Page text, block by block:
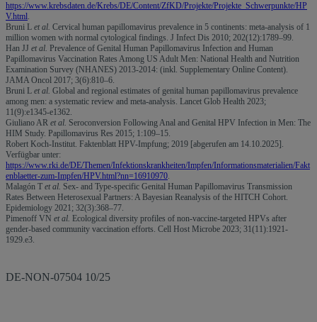
https://www.krebsdaten.de/Krebs/DE/Content/ZfKD/Projekte/Projekte_Schwerpunkte/HP
V.html.
Bruni L et al. Cervical human papillomavirus prevalence in 5 continents: meta-analysis of 1
million women with normal cytological findings. J Infect Dis 2010; 202(12):1789–99.
Han JJ et al. Prevalence of Genital Human Papillomavirus Infection and Human
Papillomavirus Vaccination Rates Among US Adult Men: National Health and Nutrition
Examination Survey (NHANES) 2013-2014: (inkl. Supplementary Online Content).
JAMA Oncol 2017; 3(6):810–6.
Bruni L et al. Global and regional estimates of genital human papillomavirus prevalence
among men: a systematic review and meta-analysis. Lancet Glob Health 2023;
11(9):e1345-e1362.
Giuliano AR et al. Seroconversion Following Anal and Genital HPV Infection in Men: The
HIM Study. Papillomavirus Res 2015; 1:109–15.
Robert Koch-Institut. Faktenblatt HPV-Impfung; 2019 [abgerufen am 14.10.2025].
Verfügbar unter:
https://www.rki.de/DE/Themen/Infektionskrankheiten/Impfen/Informationsmaterialien/Fakt
enblaetter-zum-Impfen/HPV.html?nn=16910970.
Malagón T et al. Sex- and Type-specific Genital Human Papillomavirus Transmission
Rates Between Heterosexual Partners: A Bayesian Reanalysis of the HITCH Cohort.
Epidemiology 2021; 32(3):368–77.
Pimenoff VN et al. Ecological diversity profiles of non-vaccine-targeted HPVs after
gender-based community vaccination efforts. Cell Host Microbe 2023; 31(11):1921-
1929.e3.
DE-NON-07504 10/25